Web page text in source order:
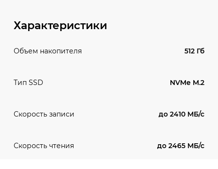
Характеристики
Объем накопителя 512 Гб
Тип SSD NVMe M.2
Скорость записи до 2410 МБ/с
Скорость чтения до 2465 МБ/с